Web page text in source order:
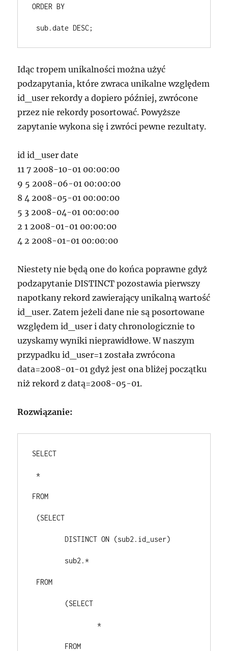
ORDER BY
Idąc tropem unikalności można użyć
podzapytania, które zwraca unikalne względem
id_user rekordy a dopiero później, zwrócone
przez nie rekordy posortować. Powyższe
zapytanie wykona się i zwróci pewne rezultaty.
id id_user date
11 7 2008-10-01 00:00:00
9 5 2008-06-01 00:00:00
8 4 2008-05-01 00:00:00
5 3 2008-04-01 00:00:00
2 1 2008-01-01 00:00:00
4 2 2008-01-01 00:00:00
Niestety nie będą one do końca poprawne gdyż
podzapytanie DISTINCT pozostawia pierwszy
napotkany rekord zawierający unikalną wartość
id_user. Zatem jeżeli dane nie są posortowane
względem id_user i daty chronologicznie to
uzyskamy wyniki nieprawidłowe. W naszym
przypadku id_user=1 została zwrócona
data=2008-01-01 gdyż jest ona bliżej początku
niż rekord z datą=2008-05-01.
Rozwiązanie:
SELECT
*
FROM
(SELECT
DISTINCT ON (sub2.id_user)
sub2.*
FROM
(SELECT
*
FROM